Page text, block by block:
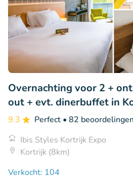
Overnachting voor 2 +
out + evt. dinerbuffet in
9.3 Perfect • 82 beoordelingen
Ibis Styles Kortrijk Expo
Kortrijk (8km)
Verkocht: 104